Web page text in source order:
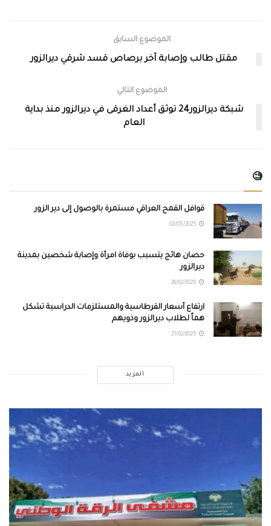
الموضوع السابق
مقتل طالب وإصابة آخر برصاص قسد شرقي ديرالزور
الموضوع التالي
شبكة ديرالزور24 توثق أعداد الغرقى في ديرالزور منذ بداية
العام
🧐
قوافل القمح العراقي مستمرة بالوصول إلى دير الزور
حصان هائج يتسبب بوفاة امرأة وإصابة شخصين بمدينة
ديرالزور
ارتفاع أسعار القرطاسية والمستلزمات الدراسية تشكل
هماً لطلاب ديرالزور وذويهم
المزيد